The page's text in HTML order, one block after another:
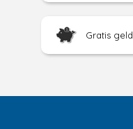
Gratis geld